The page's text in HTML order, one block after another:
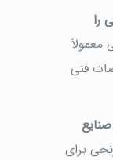
را
معمولاً
فنی
برای